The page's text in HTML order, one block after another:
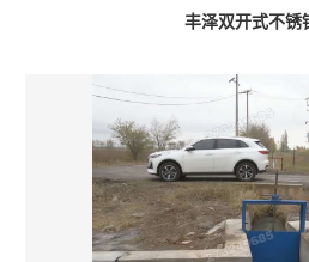
丰泽双开式不锈